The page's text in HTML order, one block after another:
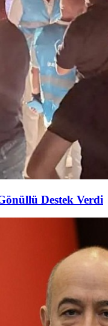
Destek Verdi